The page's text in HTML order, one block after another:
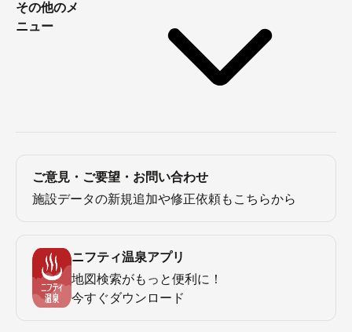
その他のメ
ニュー
ご意見・ご要望・お問い合わせ
施設データの新規追加や修正依頼もこちらから
ニフティ温泉アプリ
地図検索がもっと便利に！
今すぐダウンロード